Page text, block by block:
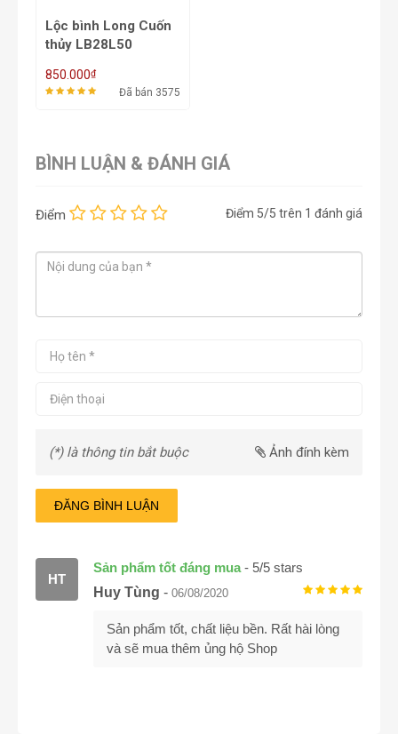
Lộc bình Long Cuốn
thủy LB28L50
850.000₫
Đã bán 3575
BÌNH LUẬN & ĐÁNH GIÁ
Điểm Điểm 5/5 trên 1 đánh giá
(*) là thông tin bắt buộc Ảnh đính kèm
ĐĂNG BÌNH LUẬN
Sản phẩm tốt đáng mua- 5/5 stars
HT
Huy Tùng - 06/08/2020
Sản phẩm tốt, chất liệu bền. Rất hài lòng
và sẽ mua thêm ủng hộ Shop